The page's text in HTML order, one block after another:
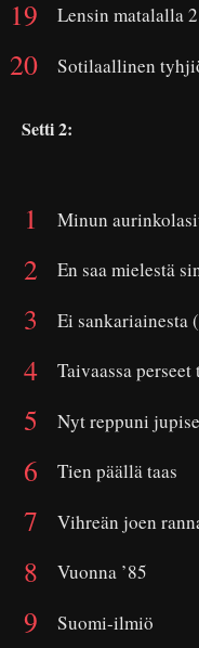
Lensin matalalla 2
Sotilaallinen
Setti 2:
Minun
En saa mielestä
Ei sankariainesta
Taivaassa perseet
Nyt reppuni
Tien päällä taas
Vihreän joen
Vuonna ’85
Suomi-ilmiö